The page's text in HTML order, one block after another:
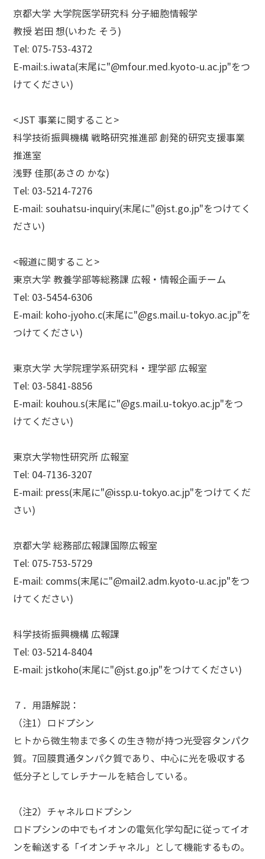
京都大学 大学院医学研究科 分子細胞情報学
教授 岩田 想(いわた そう)
Tel: 075-753-4372
E-mail:s.iwata(末尾に"@mfour.med.kyoto-u.ac.jp"をつ
けてください)
<JST 事業に関すること>
科学技術振興機構 戦略研究推進部 創発的研究支援事業
推進室
浅野 佳那(あさの かな)
Tel: 03-5214-7276
E-mail: souhatsu-inquiry(末尾に"@jst.go.jp"をつけてく
ださい)
<報道に関すること>
東京大学 教養学部等総務課 広報・情報企画チーム
Tel: 03-5454-6306
E-mail: koho-jyoho.c(末尾に"@gs.mail.u-tokyo.ac.jp"を
つけてください)
東京大学 大学院理学系研究科・理学部 広報室
Tel: 03-5841-8856
E-mail: kouhou.s(末尾に"@gs.mail.u-tokyo.ac.jp"をつ
けてください)
東京大学物性研究所 広報室
Tel: 04-7136-3207
E-mail: press(末尾に"@issp.u-tokyo.ac.jp"をつけてくだ
さい)
京都大学 総務部広報課国際広報室
Tel: 075-753-5729
E-mail: comms(末尾に"@mail2.adm.kyoto-u.ac.jp"をつ
けてください)
科学技術振興機構 広報課
Tel: 03-5214-8404
E-mail: jstkoho(末尾に"@jst.go.jp"をつけてください)
７．用語解説 ：
（注1）ロドプシン
ヒトから微生物まで多くの生き物が持つ光受容タンパク
質。7回膜貫通タンパク質であり、中心に光を吸収する
低分子としてレチナールを結合している。
（注2）チャネルロドプシン
ロドプシンの中でもイオンの電気化学勾配に従ってイオ
ンを輸送する「イオンチャネル」として機能するもの。